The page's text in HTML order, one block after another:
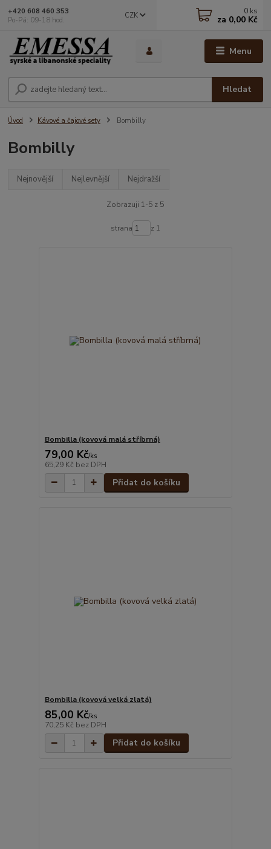
Menu
CZK
Hledat
+420 608 460 353
Po-Pá: 09-18 hod.
0 ks
za 0,00 Kč
Úvod Kávové a čajové sety Bombilly
Bombilly
Nejnovější Nejlevnější Nejdražší
Zobrazuji 1-5 z 5
strana z 1
Bombilla (kovová malá stříbrná)
79,00 Kč/ks
65,29 Kč bez DPH
Přidat do košíku
Bombilla (kovová velká zlatá)
85,00 Kč/ks
70,25 Kč bez DPH
Přidat do košíku